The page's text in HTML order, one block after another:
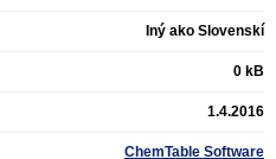
Iný ako Slovenskí
0 kB
1.4.2016
ChemTable Software